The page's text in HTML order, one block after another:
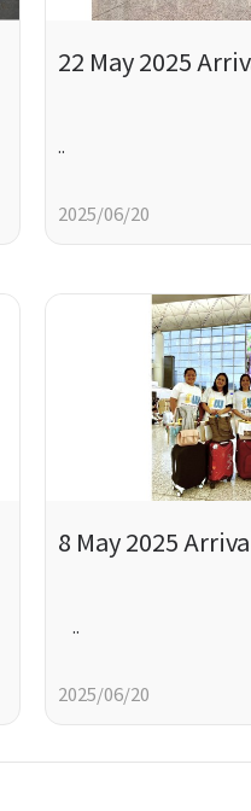
22 May 2025
..
2025/06/20
8 May 2025
..
2025/06/20